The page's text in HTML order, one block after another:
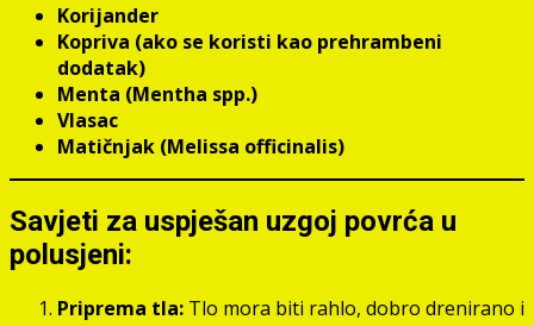
Korijander
Kopriva (ako se koristi kao prehrambeni
dodatak)
Menta (Mentha spp.)
Vlasac
Matičnjak (Melissa officinalis)
Savjeti za uspješan uzgoj povrća u
polusjeni:
Priprema tla: Tlo mora biti rahlo, dobro drenirano i